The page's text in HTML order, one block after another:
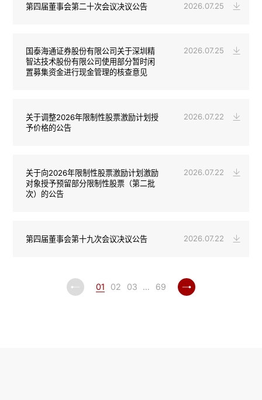
第四届董事会第二十次会议决议公告 2026.07.25
国泰海通证券股份有限公司关于深圳精
智达技术股份有限公司使用部分暂时闲
置募集资金进行现金管理的核查意见
2026.07.25
关于调整2026年限制性股票激励计划授
予价格的公告
2026.07.22
关于向2026年限制性股票激励计划激励
对象授予预留部分限制性股票（第二批
次）的公告
2026.07.22
第四届董事会第十九次会议决议公告 2026.07.22
01 02 03 … 69